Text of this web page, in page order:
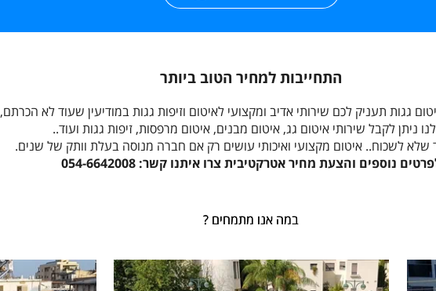
התחייבות למחיר הטוב ביותר
גגות תעניק לכם שירותי אדיב ומקצועי לאיטום וזיפות גגות במודיעין שעוד לא הכרתם,
ניתן לקבל שירותי איטום גג, איטום מבנים, איטום מרפסות, זיפות גגות ועוד..
שלא לשכוח.. איטום מקצועי ואיכותי עושים רק אם חברה מנוסה בעלת וותק של שנים.
נוספים והצעת מחיר אטרקטיבית צרו איתנו קשר: 054-6642008
במה אנו מתמחים ?